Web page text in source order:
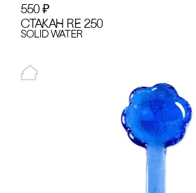
550 ₽
сТАКАН RE 250
Solid Water